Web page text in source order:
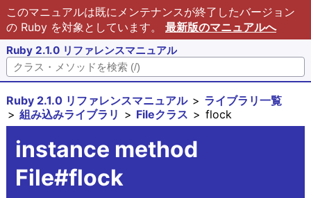
このマニュアルは既にメンテナンスが終了したバージョン
の Ruby を対象としています。 最新版のマニュアルへ
Ruby 2.1.0 リファレンスマニュアル
Ruby 2.1.0 リファレンスマニュアル
ライブラリ一覧
組み込みライブラリ
Fileクラス flock
instance method
File#flock